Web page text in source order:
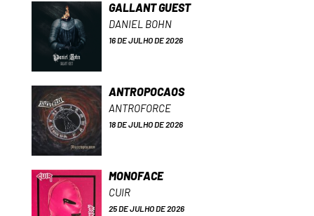
GALLANT GUEST
DANIEL BOHN
16 DE JULHO DE 2026
ANTROPOCAOS
ANTROFORCE
18 DE JULHO DE 2026
MONOFACE
CUIR
25 DE JULHO DE 2026